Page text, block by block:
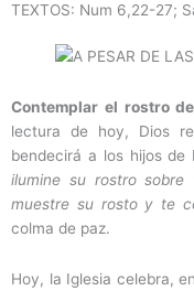
TEXTOS: Num 6,22-27;
Contemplar el rostro
lectura de hoy, Dios
bendecirá a los hijos de
ilumine su rostro
muestre su rosto y te
colma de paz.
Hoy, la Iglesia celebra,